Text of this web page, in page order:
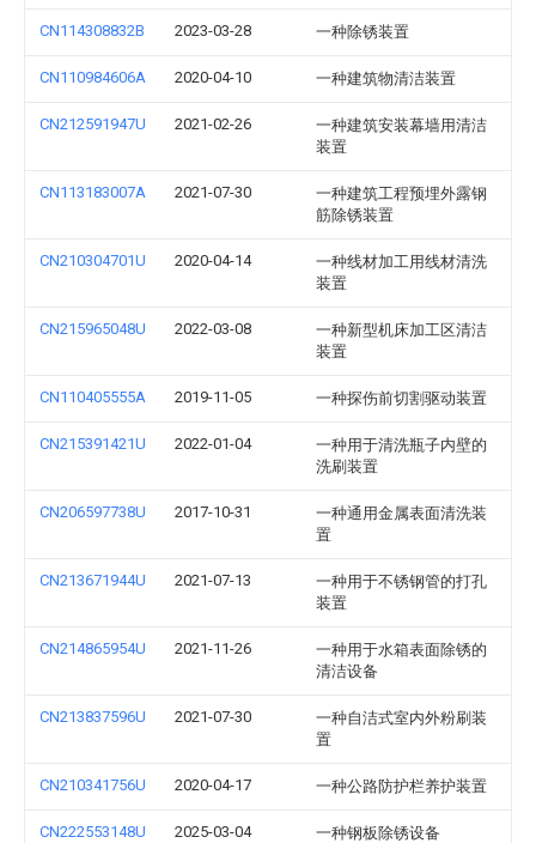
CN114308832B 2023-03-28 一种除锈装置
CN110984606A 2020-04-10 一种建筑物清洁装置
CN212591947U 2021-02-26
一种建筑安装幕墙用清洁
装置
CN113183007A 2021-07-30
一种建筑工程预埋外露钢
筋除锈装置
CN210304701U 2020-04-14
一种线材加工用线材清洗
装置
CN215965048U 2022-03-08
一种新型机床加工区清洁
装置
CN110405555A 2019-11-05 一种探伤前切割驱动装置
CN215391421U 2022-01-04
一种用于清洗瓶子内壁的
洗刷装置
CN206597738U 2017-10-31
一种通用金属表面清洗装
置
CN213671944U 2021-07-13
一种用于不锈钢管的打孔
装置
CN214865954U 2021-11-26
一种用于水箱表面除锈的
清洁设备
CN213837596U 2021-07-30
一种自洁式室内外粉刷装
置
CN210341756U 2020-04-17 一种公路防护栏养护装置
CN222553148U 2025-03-04 一种钢板除锈设备